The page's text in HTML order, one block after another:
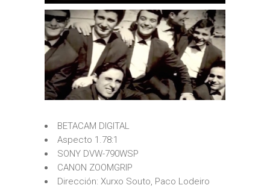
BETACAM DIGITAL
Aspecto 1.78:1
SONY DVW-790WSP
CANON ZOOMGRIP
Dirección: Xurxo Souto, Paco Lodeiro